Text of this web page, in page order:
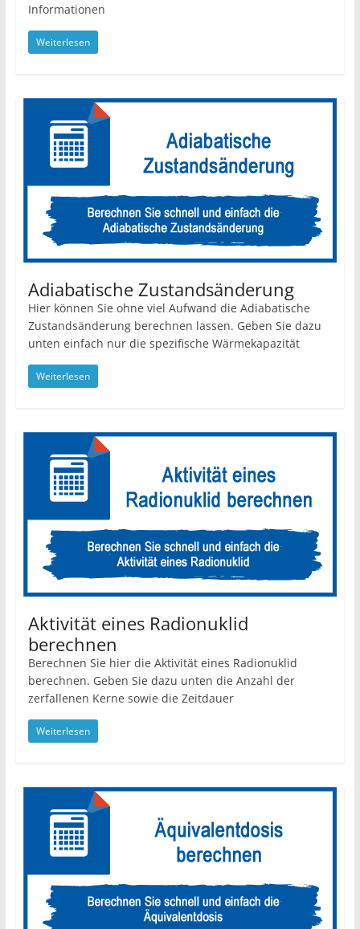
Informationen
Weiterlesen
Adiabatische Zustandsänderung
Hier können Sie ohne viel Aufwand die Adiabatische
Zustandsänderung berechnen lassen. Geben Sie dazu
unten einfach nur die spezifische Wärmekapazität
Weiterlesen
Aktivität eines Radionuklid
berechnen
Berechnen Sie hier die Aktivität eines Radionuklid
berechnen. Geben Sie dazu unten die Anzahl der
zerfallenen Kerne sowie die Zeitdauer
Weiterlesen